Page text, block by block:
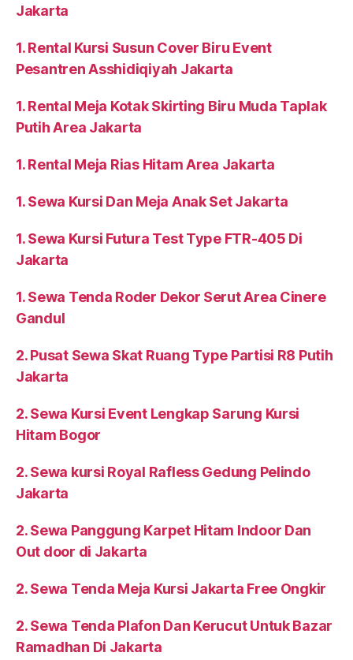
Jakarta
1. Rental Kursi Susun Cover Biru Event
Pesantren Asshidiqiyah Jakarta
1. Rental Meja Kotak Skirting Biru Muda Taplak
Putih Area Jakarta
1. Rental Meja Rias Hitam Area Jakarta
1. Sewa Kursi Dan Meja Anak Set Jakarta
1. Sewa Kursi Futura Test Type FTR-405 Di
Jakarta
1. Sewa Tenda Roder Dekor Serut Area Cinere
Gandul
2. Pusat Sewa Skat Ruang Type Partisi R8 Putih
Jakarta
2. Sewa Kursi Event Lengkap Sarung Kursi
Hitam Bogor
2. Sewa kursi Royal Rafless Gedung Pelindo
Jakarta
2. Sewa Panggung Karpet Hitam Indoor Dan
Out door di Jakarta
2. Sewa Tenda Meja Kursi Jakarta Free Ongkir
2. Sewa Tenda Plafon Dan Kerucut Untuk Bazar
Ramadhan Di Jakarta